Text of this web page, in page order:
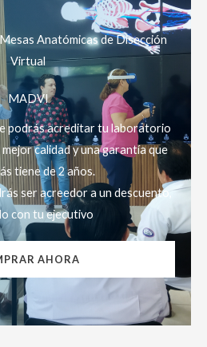
Anatómicas de Disección
Virtual
MADVI
podrás acreditar tu laboratorio
calidad y una garantía que
tiene de 2 años.
ser acreedor a un descuento,
con tu ejecutivo
AHORA